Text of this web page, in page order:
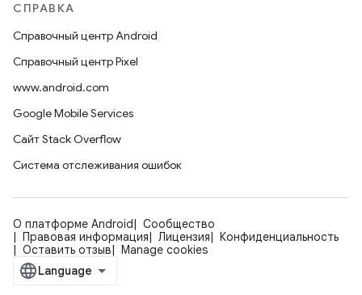
СПРАВКА
Справочный центр Android
Справочный центр Pixel
www.android.com
Google Mobile Services
Сайт Stack Overflow
Система отслеживания ошибок
О платформе Android
Сообщество
Правовая информация
Лицензия
Конфиденциальность
Оставить отзыв
Manage cookies